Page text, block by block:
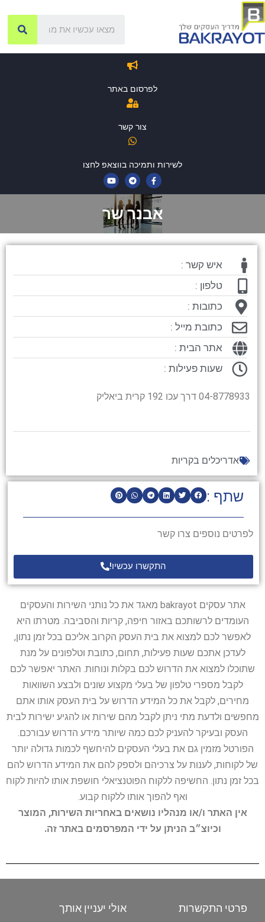
לפרסום באתר
צור קשר
לשירות ותמיכה בווצאפ לחצו
אבנר שר
שתף :
לפרטים נוספים צרו קשר
התקשרו עכשיו!
איש קשר :
טלפון :
כתובות :
כתובת מייל :
אתר הבית :
שעות פעילות :
04-8778933 דרך עכו 192 קרית ביאליק
אדריכלים בקריות
אתר עסקים bakrayot מאגד את כל נותני השירות והעסקים
העומדים לרשותכם באזור חיפה, קריות והסביבה. מטרתו היא
לאפשר לכם למצוא את בית העסק הקרוב אליכם בכל זמן נתון,
לעדכן אתכם שעות פעילות, תחום, כתובת וטלפונים על מנת
שתוכלו למצוא את הדרוש לכם בקלות ונוחות. האתר יאפשר לכם
לקבל מספרי טלפון של בעלי מקצוע שונים ולבצע השוואות
מחירים, לקבל את כל המידע הדרוש על בית העסק אותו אתם
מחפשים ולדעת מתי ניתן לקבל מהם שירות או להגיע ישירות לבית
העסק ובעיקר להעניק לכם כמה שיותר מידע הדרוש עבורכם.
הפורטל מזמין גם את בעלי העסקים להיחשף לכמות גדולה יותר
של לקוחות, לענות על צרכיהם ולספק להם את המידע הדרוש להם
בכל זמן נתון. החשיפה ללקוח הפוטנציאלי חושפת אותו להיות לקוח
ואף להפוך אותו ללקוח קבוע.
אין האתר ו/או מנהליו נושאים באחריות השירות, המוצר
וכיוצ״ב הניתן על ידי המפרסמים באתר זה.
פרטי התקשרות אולי יעניין אותך